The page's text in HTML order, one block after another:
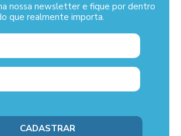
nossa newsletter e fique por dentro
que realmente importa.